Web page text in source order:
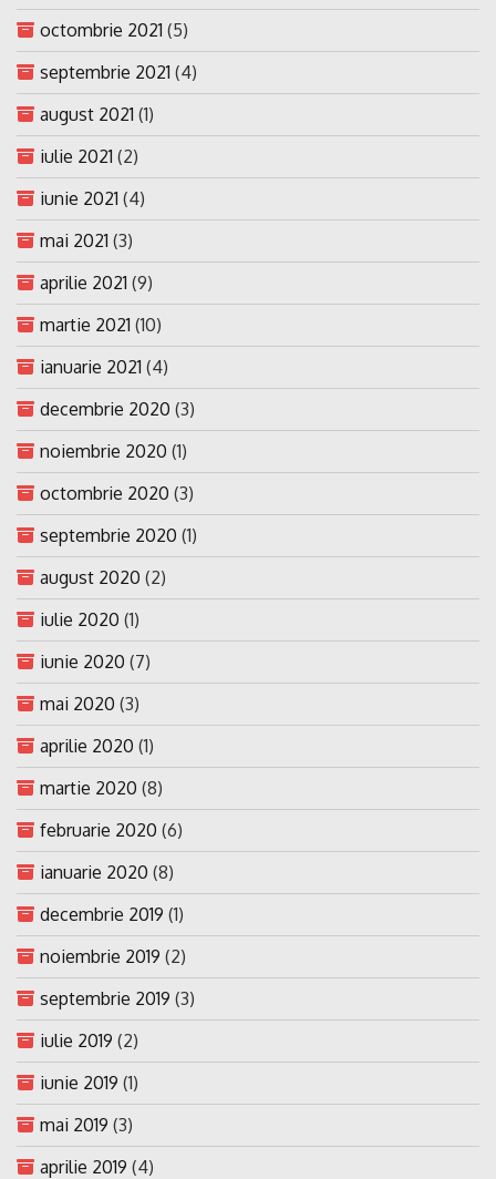
octombrie 2021 (5)
septembrie 2021 (4)
august 2021 (1)
iulie 2021 (2)
iunie 2021 (4)
mai 2021 (3)
aprilie 2021 (9)
martie 2021 (10)
ianuarie 2021 (4)
decembrie 2020 (3)
noiembrie 2020 (1)
octombrie 2020 (3)
septembrie 2020 (1)
august 2020 (2)
iulie 2020 (1)
iunie 2020 (7)
mai 2020 (3)
aprilie 2020 (1)
martie 2020 (8)
februarie 2020 (6)
ianuarie 2020 (8)
decembrie 2019 (1)
noiembrie 2019 (2)
septembrie 2019 (3)
iulie 2019 (2)
iunie 2019 (1)
mai 2019 (3)
aprilie 2019 (4)